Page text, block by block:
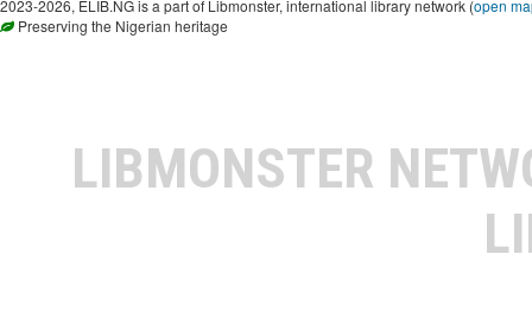
2023-2026, ELIB.NG is a part of Libmonster, international library network (open
Preserving the Nigerian heritage
LIBMONSTER